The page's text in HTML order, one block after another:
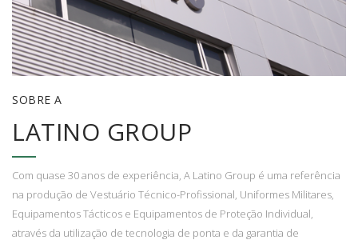
SOBRE A
LATINO GROUP
Com quase 30 anos de experiência, A Latino Group é uma referência
na produção de Vestuário Técnico-Profissional, Uniformes Militares,
Equipamentos Tácticos e Equipamentos de Proteção Individual,
através da utilização de tecnologia de ponta e da garantia de